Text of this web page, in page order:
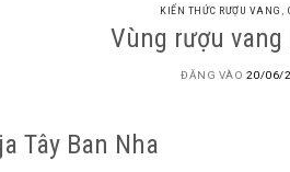
KIẾN THỨC RƯỢU VANG
Vùng rượu vang
ĐĂNG VÀO 20/06/
Tây Ban Nha